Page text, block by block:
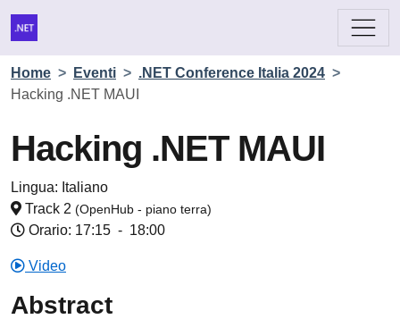
Home > Eventi > .NET Conference Italia 2024 >
Hacking .NET MAUI
Hacking .NET MAUI
Lingua: Italiano
Track 2 (OpenHub - piano terra)
Orario: 17:15 - 18:00
Video
Abstract